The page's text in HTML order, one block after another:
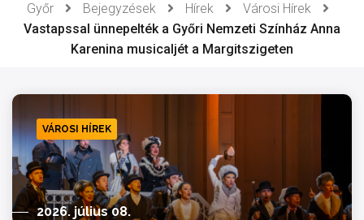
Győr Bejegyzések Hírek
Városi Hírek
Vastapssal ünnepelték a Győri Nemzeti Színház Anna
Karenina musicaljét a Margitszigeten
VÁROSI HÍREK
2026. július 08.